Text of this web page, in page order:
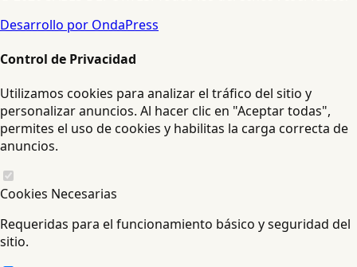
Desarrollo por OndaPress
Control de Privacidad
Utilizamos cookies para analizar el tráfico del sitio y
personalizar anuncios. Al hacer clic en "Aceptar todas",
permites el uso de cookies y habilitas la carga correcta de
anuncios.
Cookies Necesarias
Requeridas para el funcionamiento básico y seguridad del
sitio.